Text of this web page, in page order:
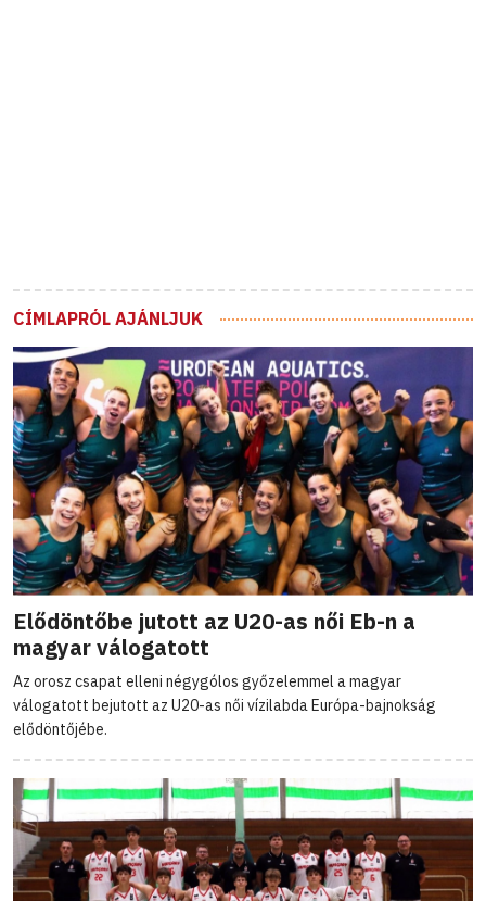
CÍMLAPRÓL AJÁNLJUK
Elődöntőbe jutott az U20-as női Eb-n a
magyar válogatott
Az orosz csapat elleni négygólos győzelemmel a magyar
válogatott bejutott az U20-as női vízilabda Európa-bajnokság
elődöntőjébe.